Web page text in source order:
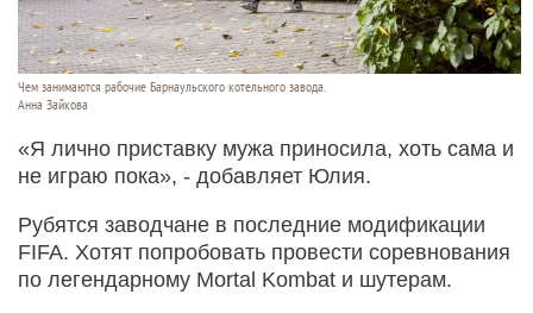
Чем занимаются рабочие Барнаульского котельного завода.
Анна Зайкова
«Я лично приставку мужа приносила, хоть сама и
не играю пока», - добавляет Юлия.
Рубятся заводчане в последние модификации
FIFA. Хотят попробовать провести соревнования
по легендарному Mortal Kombat и шутерам.